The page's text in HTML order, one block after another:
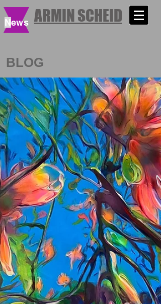
ARMIN SCHEID
News
BLOG